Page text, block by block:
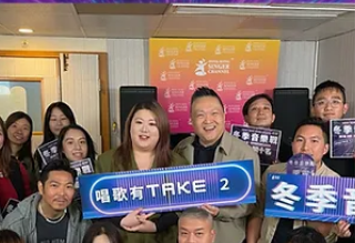
季軍：姚志強 (命硬) 總決賽23強 (排名按